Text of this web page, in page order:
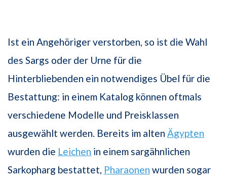
Ist ein Angehöriger verstorben, so ist die Wahl
des Sargs oder der Urne für die
Hinterbliebenden ein notwendiges Übel für die
Bestattung: in einem Katalog können oftmals
verschiedene Modelle und Preisklassen
ausgewählt werden. Bereits im alten Ägypten
wurden die Leichen in einem sargähnlichen
Sarkopharg bestattet, Pharaonen wurden sogar